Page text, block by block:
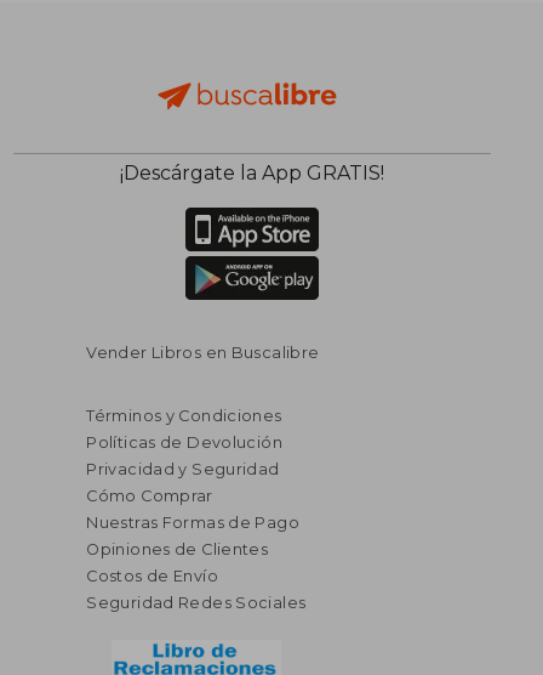
¡Descárgate la App GRATIS!
Vender Libros en Buscalibre
Términos y Condiciones
Políticas de Devolución
Privacidad y Seguridad
Cómo Comprar
Nuestras Formas de Pago
Opiniones de Clientes
Costos de Envío
Seguridad Redes Sociales